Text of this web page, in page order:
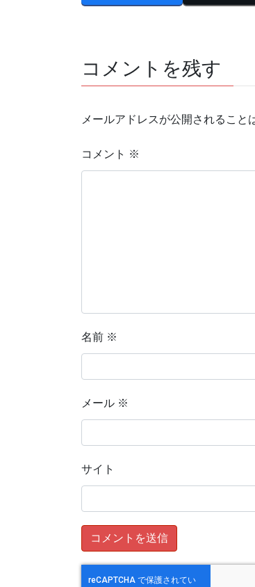
コメントを残す
メールアドレスが公開されること
コメント ※
名前 ※
メール ※
サイト